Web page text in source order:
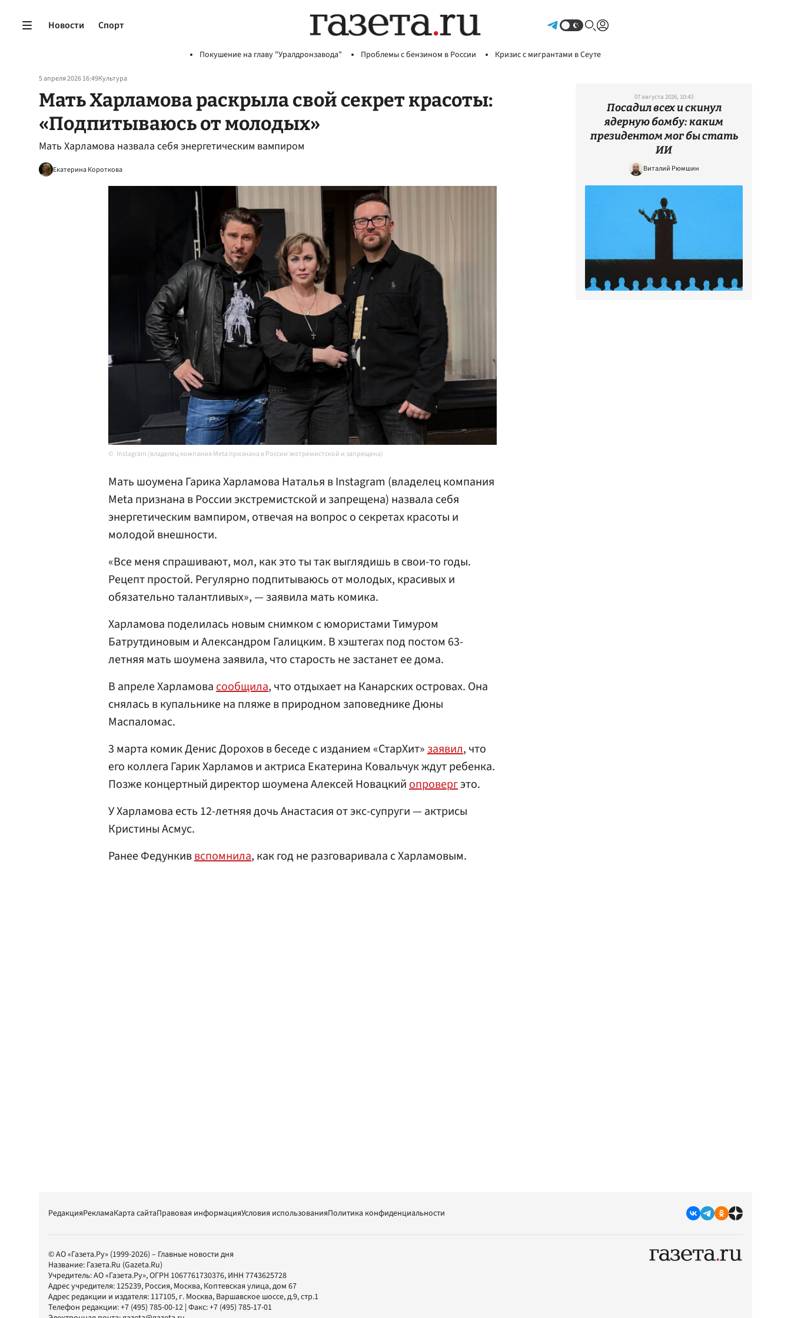
Новости Спорт
Покушение на главу "Уралдронзавода" Проблемы с бензином в России Кризис с мигрантами в Сеуте
5 апреля 2026 16:49Культура
Мать Харламова раскрыла свой секрет красоты:
«Подпитываюсь от молодых»
Мать Харламова назвала себя энергетическим вампиром
Екатерина Короткова
Instagram (владелец компания Meta признана в России экстремистской и запрещена)
Мать шоумена Гарика Харламова Наталья в Instagram (владелец компания
Meta признана в России экстремистской и запрещена) назвала себя
энергетическим вампиром, отвечая на вопрос о секретах красоты и
молодой внешности.
«Все меня спрашивают, мол, как это ты так выглядишь в свои-то годы.
Рецепт простой. Регулярно подпитываюсь от молодых, красивых и
обязательно талантливых», — заявила мать комика.
Харламова поделилась новым снимком с юмористами Тимуром
Батрутдиновым и Александром Галицким. В хэштегах под постом 63-
летняя мать шоумена заявила, что старость не застанет ее дома.
В апреле Харламовасообщила, что отдыхает на Канарских островах. Она
снялась в купальнике на пляже в природном заповеднике Дюны
Маспаломас.
3 марта комик Денис Дорохов в беседе с изданием «СтарХит»заявил, что
его коллега Гарик Харламов и актриса Екатерина Ковальчук ждут ребенка.
Позже концертный директор шоумена Алексей Новацкийопровергэто.
У Харламова есть 12-летняя дочь Анастасия от экс-супруги — актрисы
Кристины Асмус.
Ранее Федункиввспомнила, как год не разговаривала с Харламовым.
07 августа 2026, 10:43
Посадил всех и скинул
ядерную бомбу: каким
президентом мог бы стать
ИИ
Виталий Рюмшин
РедакцияРекламаКарта сайтаПравовая информацияУсловия использованияПолитика конфиденциальности
© АО «Газета.Ру» (1999-2026) – Главные новости дня
Название: Газета.Ru (Gazeta.Ru)
Учредитель:АО «Газета.Ру», ОГРН 1067761730376, ИНН 7743625728
Адрес учредителя: 125239, Россия, Москва, Коптевская улица, дом 67
Адрес редакции и издателя: 117105, г. Москва, Варшавское шоссе, д.9, стр.1
Телефон редакции:+7 (495) 785-00-12 | Факс:+7 (495) 785-17-01